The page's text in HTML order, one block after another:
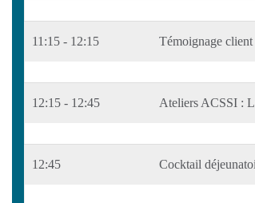
11:15 - 12:15 Témoignage client
12:15 - 12:45 Ateliers ACSSI :
12:45 Cocktail